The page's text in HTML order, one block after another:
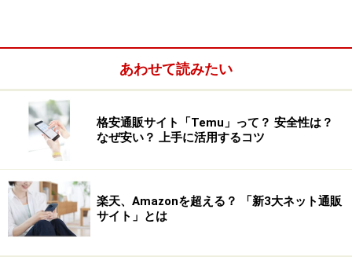
のお買い物はしない、といったように使い方を工夫して
5. クレジットカード以外の支払い方法を選択する
ネットショッピングでの買い過ぎの原因のひとつとし
て、クレジットカード決済でお金を使っている実感がな
いまま、気軽にお買い物ができてしまうことがありま
す。代金引換やコンビニ払いなど、クレジットカード以
外の支払い方法を選択することで、お財布からお金が出
あわせて読みたい
格安通販サイト「Temu」って？ 安全性は？
なぜ安い？ 上手に活用するコツ
楽天、Amazonを超える？ 「新3大ネット通販
サイト」とは